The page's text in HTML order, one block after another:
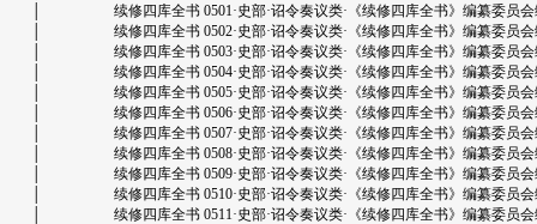
│ 续修四库全书 0501·史部·诏令奏议类·《续修四库全书》编纂委员会编
│ 续修四库全书 0502·史部·诏令奏议类·《续修四库全书》编纂委员会编
│ 续修四库全书 0503·史部·诏令奏议类·《续修四库全书》编纂委员会编
│ 续修四库全书 0504·史部·诏令奏议类·《续修四库全书》编纂委员会编
│ 续修四库全书 0505·史部·诏令奏议类·《续修四库全书》编纂委员会编
│ 续修四库全书 0506·史部·诏令奏议类·《续修四库全书》编纂委员会编
│ 续修四库全书 0507·史部·诏令奏议类·《续修四库全书》编纂委员会编
│ 续修四库全书 0508·史部·诏令奏议类·《续修四库全书》编纂委员会编
│ 续修四库全书 0509·史部·诏令奏议类·《续修四库全书》编纂委员会编
│ 续修四库全书 0510·史部·诏令奏议类·《续修四库全书》编纂委员会编
│ 续修四库全书 0511·史部·诏令奏议类·《续修四库全书》编纂委员会编